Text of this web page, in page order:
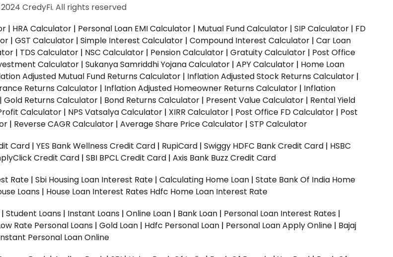
CredyFi. All rights reserved
| HRA Calculator | Personal Loan EMI Calculator | Mutual Fund Calculator | SIP Calculator | FD
| GST Calculator | Simple Interest Calculator | Compound Interest Calculator | Car Loan
| TDS Calculator | NSC Calculator | Pension Calculator | Gratuity Calculator | Post Office
Calculator | Sukanya Samriddhi Yojana Calculator | APY Calculator | Home Loan
Adjusted Mutual Fund Returns Calculator | Inflation Adjusted Stock Returns Calculator |
Returns Calculator | Inflation Adjusted Homeowner Returns Calculator | Inflation
| Gold Returns Calculator | Bond Returns Calculator | Present Value Calculator | Rental Yield
Calculator | NPS Vatsalya Calculator | XIRR Calculator | Post Office FD Calculator | Post
| Reverse CAGR Calculator | Average Share Price Calculator | STP Calculator
Card | YES Bank Wellness Credit Card | RupiCard | Swiggy HDFC Bank Credit Card | HSBC
Credit Card | SBI BPCL Credit Card | Axis Bank Buzz Credit Card
Rate | Sbi Housing Loan Interest Rate | Calculating Home Loan | State Bank Of India Home
Loans | House Loan Interest Rates Hdfc Home Loan Interest Rate
| Student Loans | Instant Loans | Online Loan | Bank Loan | Personal Loan Interest Rates |
Rate Personal Loans | Gold Loan | Hdfc Personal Loan | Personal Loan Apply Online | Bajaj
Personal Loan Online